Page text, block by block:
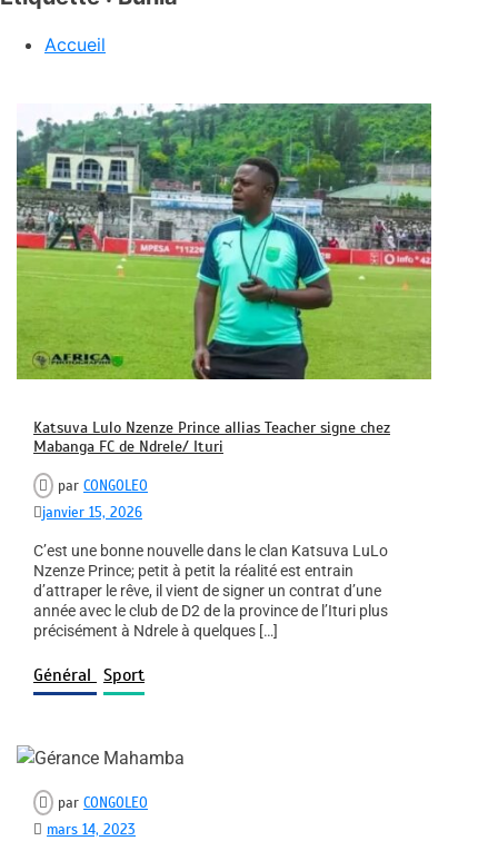
Accueil
Katsuva Lulo Nzenze Prince allias Teacher signe chez
Mabanga FC de Ndrele/ Ituri
par CONGOLEO
janvier 15, 2026
C’est une bonne nouvelle dans le clan Katsuva LuLo
Nzenze Prince; petit à petit la réalité est entrain
d’attraper le rêve, il vient de signer un contrat d’une
année avec le club de D2 de la province de l’Ituri plus
précisément à Ndrele à quelques […]
Général Sport
par CONGOLEO
mars 14, 2023